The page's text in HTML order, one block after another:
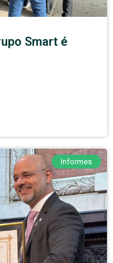
Smart é
Informes